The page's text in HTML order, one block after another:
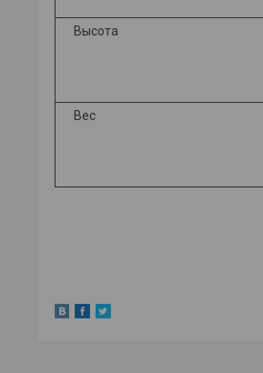
Высота
Вес